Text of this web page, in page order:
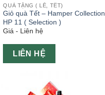
QUÀ TẶNG ( LỄ, TẾT)
Giỏ quà Tết – Hamper Collection
HP 11 ( Selection )
Giá - Liên hệ
LIÊN HỆ